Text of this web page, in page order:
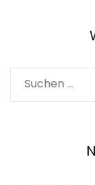
Suchen
nach: